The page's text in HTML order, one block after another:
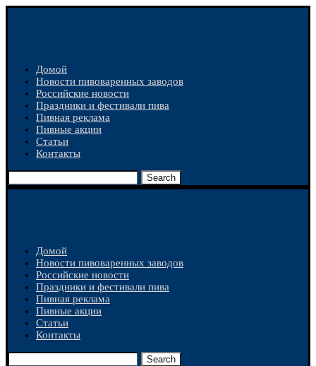
Домой
Новости пивоваренных заводов
Российские новости
Праздники и фестивали пива
Пивная реклама
Пивные акции
Статьи
Контакты
Search
Домой
Новости пивоваренных заводов
Российские новости
Праздники и фестивали пива
Пивная реклама
Пивные акции
Статьи
Контакты
Search